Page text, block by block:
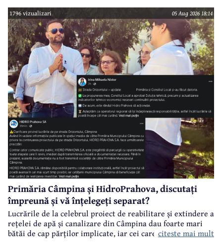
realizarea modernizării Străzii Orizontului, obiectiv
finanțat prin Programul Național de Investiții ”Anghel
Saligny”.
1796 vizualizari 05 Aug 2026 18:14
Primăria Câmpina și HidroPrahova, discutați
împreună și vă înțelegeți separat?
Lucrările de la celebrul proiect de reabilitare și extindere a
rețelei de apă și canalizare din Câmpina dau foarte mari
bătăi de cap părților implicate, iar cei care suferă sunt
citeste mai mult